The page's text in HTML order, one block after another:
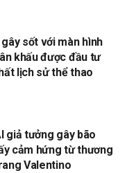
gây sốt với màn hình
khấu được đầu tư
lịch sử thể thao
giả tưởng gây bão
cảm hứng từ thương
Valentino